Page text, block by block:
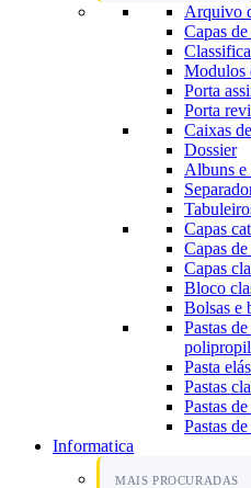
Arquivo
Capas
Modulos
Porta
Porta
Caixas
Dossier
Albuns e
Capas
Capas
Capas
Bloco
Bolsas e
Pastas
Pasta
Pastas
Pastas
Pastas
Informatica
MAIS PROCURADAS